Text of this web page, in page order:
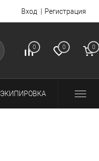
Вход Регистрация
0 0 0
ЭКИПИРОВКА